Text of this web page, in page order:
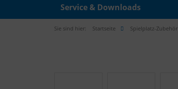
Service & Downloads
Sie sind hier: Startseite Spielplatz-Zubehör